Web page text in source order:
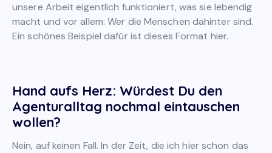
unsere Arbeit eigentlich funktioniert, was sie lebendig
macht und vor allem: Wer die Menschen dahinter sind.
Ein schönes Beispiel dafür ist dieses Format hier.
Hand aufs Herz: Würdest Du den
Agenturalltag nochmal eintauschen
wollen?
Nein, auf keinen Fall. In der Zeit, die ich hier schon das